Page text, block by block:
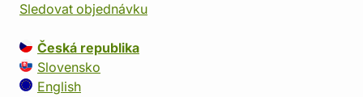
Sledovat objednávku
Česká republika
Slovensko
English